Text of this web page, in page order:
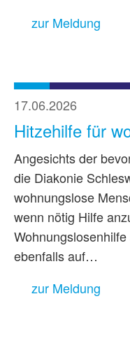
zur Meldung
17.06.2026
Hitzehilfe für
Angesichts der
die Diakonie
wohnungslose
wenn nötig Hilfe
ebenfalls auf…
zur Meldung